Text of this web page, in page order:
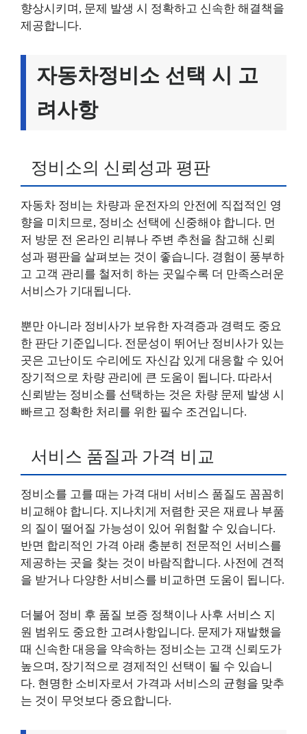
향상시키며, 문제 발생 시 정확하고 신속한 해결책을
제공합니다.
자동차정비소 선택 시 고
려사항
정비소의 신뢰성과 평판
자동차 정비는 차량과 운전자의 안전에 직접적인 영
향을 미치므로, 정비소 선택에 신중해야 합니다. 먼
저 방문 전 온라인 리뷰나 주변 추천을 참고해 신뢰
성과 평판을 살펴보는 것이 좋습니다. 경험이 풍부하
고 고객 관리를 철저히 하는 곳일수록 더 만족스러운
서비스가 기대됩니다.
뿐만 아니라 정비사가 보유한 자격증과 경력도 중요
한 판단 기준입니다. 전문성이 뛰어난 정비사가 있는
곳은 고난이도 수리에도 자신감 있게 대응할 수 있어
장기적으로 차량 관리에 큰 도움이 됩니다. 따라서
신뢰받는 정비소를 선택하는 것은 차량 문제 발생 시
빠르고 정확한 처리를 위한 필수 조건입니다.
서비스 품질과 가격 비교
정비소를 고를 때는 가격 대비 서비스 품질도 꼼꼼히
비교해야 합니다. 지나치게 저렴한 곳은 재료나 부품
의 질이 떨어질 가능성이 있어 위험할 수 있습니다.
반면 합리적인 가격 아래 충분히 전문적인 서비스를
제공하는 곳을 찾는 것이 바람직합니다. 사전에 견적
을 받거나 다양한 서비스를 비교하면 도움이 됩니다.
더불어 정비 후 품질 보증 정책이나 사후 서비스 지
원 범위도 중요한 고려사항입니다. 문제가 재발했을
때 신속한 대응을 약속하는 정비소는 고객 신뢰도가
높으며, 장기적으로 경제적인 선택이 될 수 있습니
다. 현명한 소비자로서 가격과 서비스의 균형을 맞추
는 것이 무엇보다 중요합니다.